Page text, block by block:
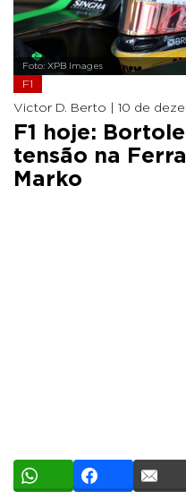
Foto: XPB Images
F1
Victor D. Berto | 10 de
F1 hoje:
tensão na
Marko